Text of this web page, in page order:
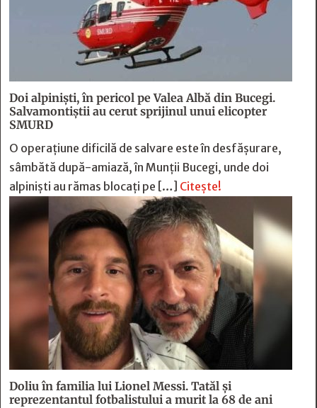
Doi alpiniști, în pericol pe Valea Albă din Bucegi.
Salvamontiștii au cerut sprijinul unui elicopter
SMURD
O operațiune dificilă de salvare este în desfășurare,
sâmbătă după-amiază, în Munții Bucegi, unde doi
alpiniști au rămas blocați pe […] Citește!
Doliu în familia lui Lionel Messi. Tatăl și
reprezentantul fotbalistului a murit la 68 de ani